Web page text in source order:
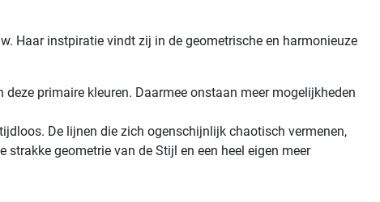
Haar instpiratie vindt zij in de geometrische en harmonieuze
primaire kleuren. Daarmee onstaan meer mogelijkheden
De lijnen die zich ogenschijnlijk chaotisch vermenen,
geometrie van de Stijl en een heel eigen meer